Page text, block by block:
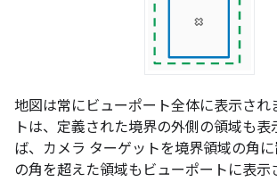
地図は常にビューポート全体に表示され
トは、定義された境界の外側の領域も表
ば、カメラ ターゲットを境界領域の角
の角を超えた領域もビューポートに表示